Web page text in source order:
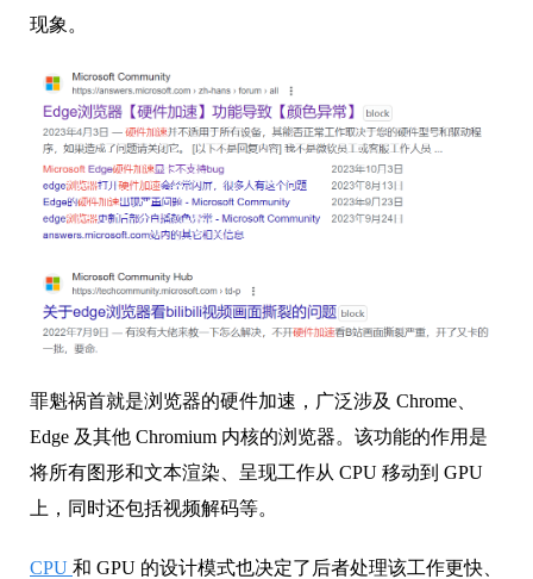
现象。
罪魁祸首就是浏览器的硬件加速，广泛涉及 Chrome、
Edge 及其他 Chromium 内核的浏览器。该功能的作用是
将所有图形和文本渲染、呈现工作从 CPU 移动到 GPU
上，同时还包括视频解码等。
CPU 和 GPU 的设计模式也决定了后者处理该工作更快、